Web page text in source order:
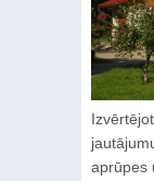
aprūpes